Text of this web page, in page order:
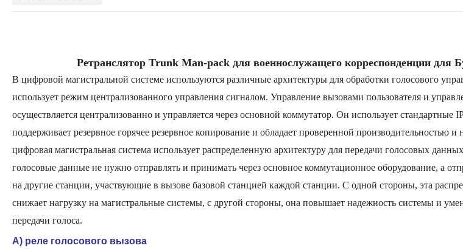
Ретранслятор Trunk Man-pack для военнослужащего корреспонденции для
В цифровой магистральной системе используются различные архитектуры для обработки голосового
использует режим централизованного управления сигналом. Управление вызовами пользователя и
осуществляется централизованно и управляется через основной коммутатор. Он использует стандартные
поддерживает резервное горячее резервное копирование и обладает проверенной производительностью
цифровая магистральная система использует распределенную архитектуру для передачи голосовых
голосовые данные не нужно отправлять и принимать через основное коммутационное оборудование, а
на другие станции, участвующие в вызове базовой станцией каждой станции. С одной стороны, эта
снижает нагрузку на магистральные системы, с другой стороны, она повышает надежность системы и
передачи голоса.
A) реле голосового вызова